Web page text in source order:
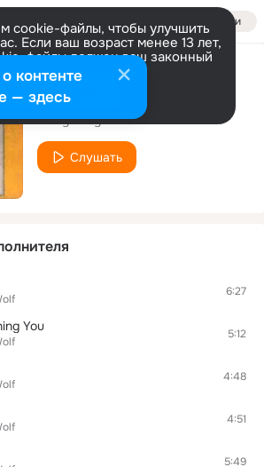
Войти
cookie-файлы, чтобы улучшить
Если ваш возраст менее 13 лет,
файлы должен ваш законный
Больше информации
Настроить
Wolf
Darryl Way's Wolf
Слушать
6:27
You 5:12
4:48
4:51
5:49
контенте
— здесь